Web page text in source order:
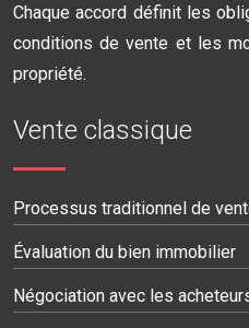
Chaque accord définit les
conditions de vente et les
propriété.
Vente classique
Processus traditionnel de
Évaluation du bien immobilier
Négociation avec les